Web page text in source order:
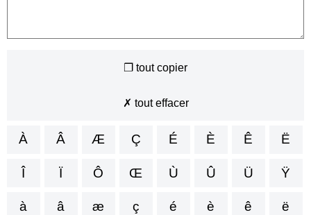
❐ tout copier
✗ tout effacer
À Â Æ Ç É È Ê Ë
Î Ï Ô Œ Ù Û Ü Ÿ
à â æ ç é è ê ë